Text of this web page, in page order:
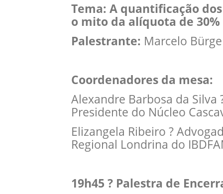
Tema: A quantificação
o mito da alíquota de 30%
Palestrante: Marcelo
Coordenadores da mesa:
Alexandre Barbosa da Silva
Presidente do Núcleo
Elizangela Ribeiro ?
Regional Londrina do
19h45 ? Palestra de